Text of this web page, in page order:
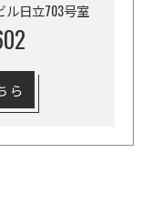
ル日立703号室
ら